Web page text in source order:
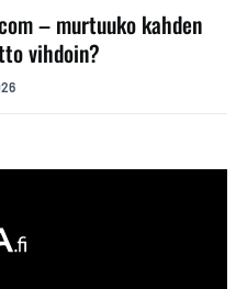
– murtuuko kahden
vihdoin?